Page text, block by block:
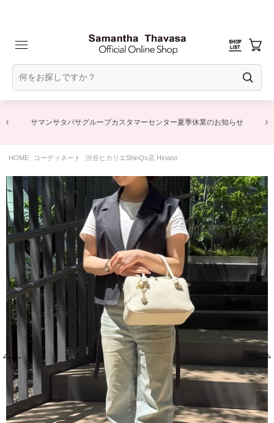
サマンサタバサグループカスタマーセンター夏季休業のお知らせ
HOME コーディネート 渋谷ヒカリエShinQs店 Hinano